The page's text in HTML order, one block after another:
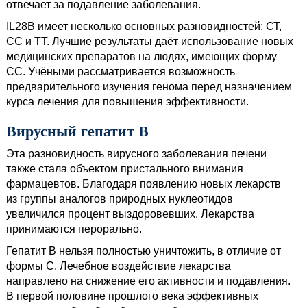
отвечает за подавление заболевания.
IL28B имеет несколько основных разновидностей: СТ,
СС и ТТ. Лучшие результаты даёт использование новых
медицинских препаратов на людях, имеющих форму
СС. Учёными рассматривается возможность
предварительного изучения генома перед назначением
курса лечения для повышения эффективности.
Вирусный гепатит В
Эта разновидность вирусного заболевания печени
также стала объектом пристального внимания
фармацевтов. Благодаря появлению новых лекарств
из группы аналогов природных нуклеотидов
увеличился процент выздоровевших. Лекарства
принимаются перорально.
Гепатит В нельзя полностью уничтожить, в отличие от
формы С. Лечебное воздействие лекарства
направлено на снижение его активности и подавления.
В первой половине прошлого века эффективных